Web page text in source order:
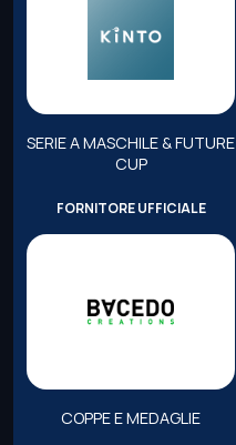
SERIE A MASCHILE & FUTURE
CUP
FORNITORE UFFICIALE
COPPE E MEDAGLIE